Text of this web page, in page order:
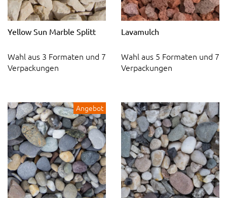
Yellow Sun Marble Splitt
Wahl aus 3 Formaten und 7
Verpackungen
Lavamulch
Wahl aus 5 Formaten und 7
Verpackungen
Angebot